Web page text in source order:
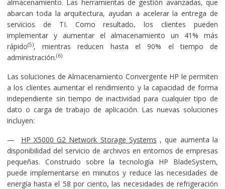
almacenamiento. Las herramientas de gestión avanzadas, que
abarcan toda la arquitectura, ayudan a acelerar la entrega de
servicios de TI. Como resultado, los clientes pueden
implementar y aumentar el almacenamiento un 41% más
rápido(5), mientras reducen hasta el 90% el tiempo de
administración.(6)
Las soluciones de Almacenamiento Convergente HP le permiten
a los clientes aumentar el rendimiento y la capacidad de forma
independiente sin tiempo de inactividad para cualquier tipo de
dato o carga de trabajo de aplicación. Las nuevas soluciones
incluyen:
— HP X5000 G2 Network Storage Systems , que aumenta la
disponibilidad del servicio de archivos en entornos de empresas
pequeñas. Construido sobre la tecnología HP BladeSystem,
puede implementarse en minutos y reduce las necesidades de
energía hasta el 58 por ciento, las necesidades de refrigeración